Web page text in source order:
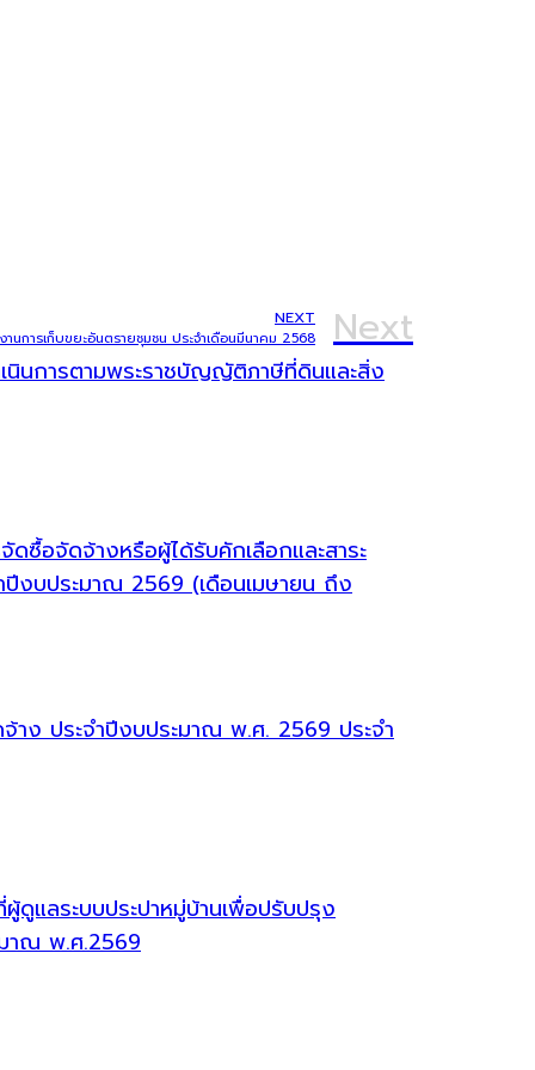
NEXT
านการเก็บขยะอันตรายชุมชน ประจำเดือนมีนาคม 2568 Next
นินการตามพระราชบัญญัติภาษีที่ดินและสิ่ง
ซื้อจัดจ้างหรือผู้ได้รับคักเลือกและสาระ
งบประมาณ 2569 (เดือนเมษายน ถึง
าง ประจำปีงบประมาณ พ.ศ. 2569 ประจำ
ดูแลระบบประปาหมู่บ้านเพื่อปรับปรุง
มาณ พ.ศ.2569